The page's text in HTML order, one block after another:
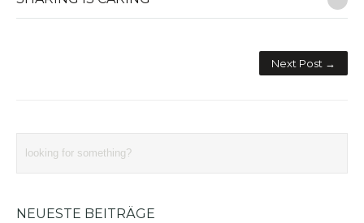
Next Post →
NEUESTE BEITRÄGE